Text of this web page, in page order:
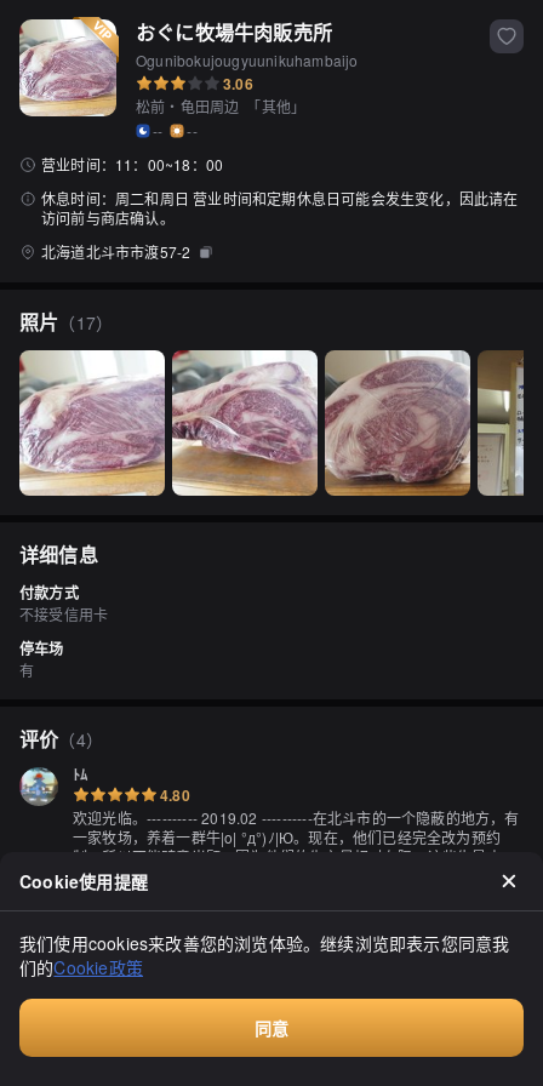
おぐに牧場牛肉販売所
Ogunibokujougyuunikuhambaijo
3.06
松前・龟田周边 「其他」
--
--
营业时间： 11：00~18：00
休息时间： 周二和周日 营业时间和定期休息日可能会发生变化，因此请在
访问前与商店确认。
北海道北斗市市渡57-2
照片 （17）
详细信息
付款方式
不接受信用卡
停车场
有
评价（4）
ﾄﾑ
4.80
欢迎光临。---------- 2019.02 ----------在北斗市的一个隐蔽的地方，有
一家牧场，养着一群牛|o| °д°)ﾉ|Ю。现在，他们已经完全改为预约
制，所以不能随意光顾，因为他们的生产量相对有限。这些牛是由北
斗市的黑毛和牛养殖者おぐに先生养育的，被称为"北斗市产和牛おぐ
に牛肉"。在直销点的后面，有一个牛舍，他们把我们绕了一圈，让我
们看到了漆黑的牛们。这些牛生长在一个自由自在的环境中，雄雌分
开（当然，如果你发出噼啪声，它们会回头看看你）。这是因为おぐ
に先生自己独特的饲料配方，才能让这些牛们变得如此强壮和庞大。
而且由于おぐに先生非常疼爱这些牛，它们也会回报以健康的身体。
先从一块腌制好的牛肉入手，然后直接烤熟再品尝，这才是最好的方
显示全部
4.00
Cookie使用提醒
我们使用cookies来改善您的浏览体验。继续浏览即表示您同意我
们的Cookie政策
同意